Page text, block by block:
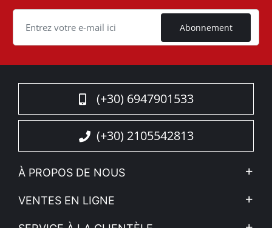
Cookie
Abonnement
(+30) 6947901533
(+30) 2105542813
À PROPOS DE NOUS
L'entreprise
VENTES EN LIGNE
Mon compte